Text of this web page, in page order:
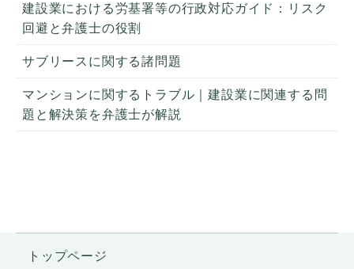
建設業における労基署等の行政対応ガイド：リスク
回避と弁護士の役割
サブリースに関する諸問題
マンションに関するトラブル｜建設業に関連する問
題と解決策を弁護士が解説
トップページ